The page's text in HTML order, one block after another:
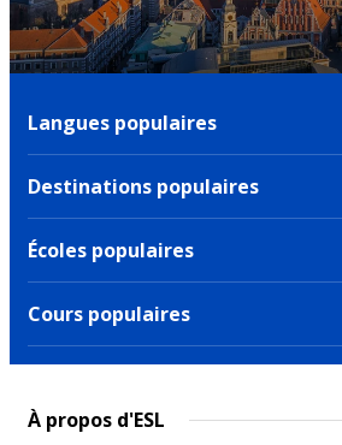
Langues populaires
Destinations populaires
Écoles populaires
Cours populaires
À propos d'ESL